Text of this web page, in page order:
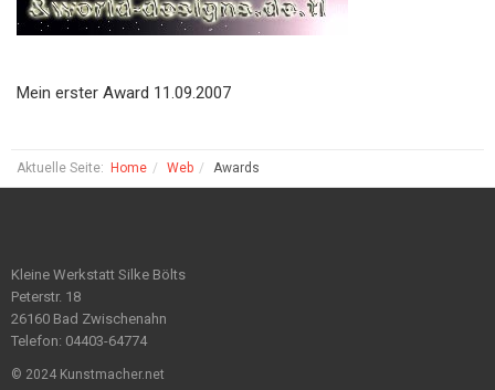
Mein erster Award 11.09.2007
Aktuelle Seite: Home Web Awards
Kleine Werkstatt Silke Bölts
Peterstr. 18
26160 Bad Zwischenahn
Telefon: 04403-64774
© 2024 Kunstmacher.net